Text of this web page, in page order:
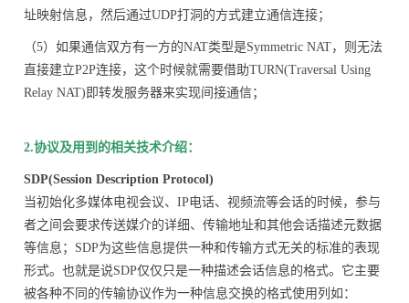
址映射信息，然后通过UDP打洞的方式建立通信连接；
（5）如果通信双方有一方的NAT类型是Symmetric NAT，则无法
直接建立P2P连接，这个时候就需要借助TURN(Traversal Using
Relay NAT)即转发服务器来实现间接通信；
2.协议及用到的相关技术介绍：
SDP(Session Description Protocol)
当初始化多媒体电视会议、IP电话、视频流等会话的时候，参与
者之间会要求传送媒介的详细、传输地址和其他会话描述元数据
等信息；SDP为这些信息提供一种和传输方式无关的标准的表现
形式。也就是说SDP仅仅只是一种描述会话信息的格式。它主要
被各种不同的传输协议作为一种信息交换的格式使用列如：